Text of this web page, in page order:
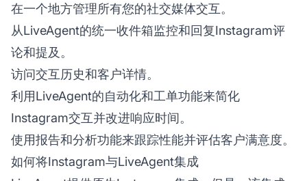
在一个地方管理所有您的社交媒体交互。
从LiveAgent的统一收件箱监控和回复Instagram评
论和提及。
访问交互历史和客户详情。
利用LiveAgent的自动化和工单功能来简化
Instagram交互并改进响应时间。
使用报告和分析功能来跟踪性能并评估客户满意度。
如何将Instagram与LiveAgent集成